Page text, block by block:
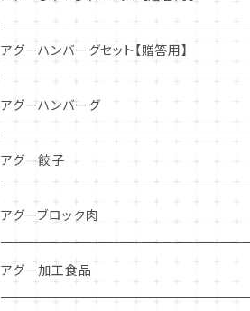
アグーハンバーグセット【贈答用】
アグーハンバーグ
アグー餃子
アグーブロック肉
アグー加工食品